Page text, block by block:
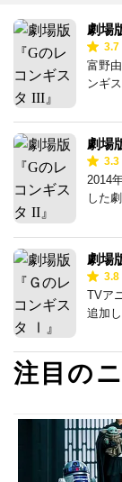
劇場
産」3.7
富野
ンギ
劇場
3.3
2014
した
劇場
ファ3.8
TVア
追加
注目の